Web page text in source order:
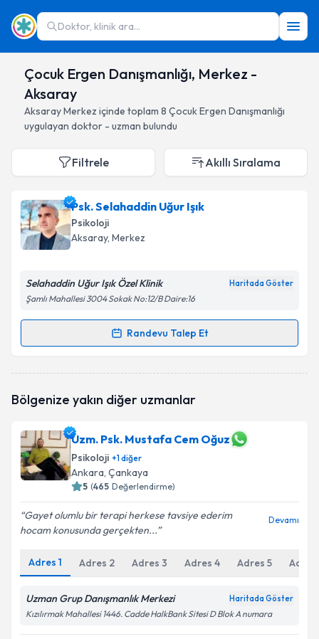
Doktor, klinik ara...
Çocuk Ergen Danışmanlığı, Merkez -
Aksaray
AksarayMerkez içinde toplam 8 Çocuk Ergen Danışmanlığı
uygulayan doktor - uzman bulundu
Filtrele Akıllı Sıralama
Psk. Selahaddin Uğur Işık
Psikoloji
Aksaray, Merkez
Selahaddin Uğur Işık Özel Klinik Haritada Göster
Şamlı Mahallesi 3004 Sokak No:12/B Daire:16
Randevu Talep Et
Randevu Takvimi Talebi
oluşturun. Size bu uzmandan randevu almanız için bir
E-posta Adresiniz
Kişisel verilerimin işlenmesine ilişkinAydınlatma
Metni'ni okudum ve kişisel verilerimin belirtilen
Bölgenize yakın diğer uzmanlar
Uzm. Psk. Mustafa Cem Oğuz
Psikoloji +1diğer
Ankara, Çankaya
5 (465 Değerlendirme)
Gayet olumlu bir terapi herkese tavsiye ederim
hocam konusunda gerçekten...
Devamı
Adres 1 Adres 2 Adres 3 Adres 4 Adres 5 Adres
Uzman Grup Danışmanlık Merkezi Haritada Göster
Kızılırmak Mahallesi 1446. Cadde HalkBank Sitesi D Blok A numara